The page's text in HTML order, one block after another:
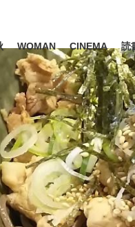
ビジネス イ
観る将棋、読む
WOMAN CINEMA 読
ド入力
#城彰二 #内田有紀